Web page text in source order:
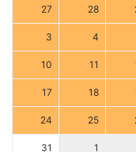
27 28
3 4
10 11
17 18
24 25
31 1